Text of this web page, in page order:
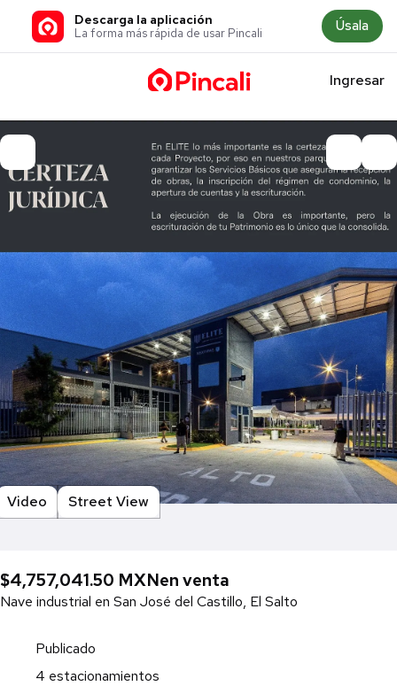
Descarga la aplicación
La forma más rápida de usar Pincali Úsala
Ingresar
Video Street View
$4,757,041.50 MXNen venta
Nave industrial en San José del Castillo, El Salto
Publicado
4 estacionamientos